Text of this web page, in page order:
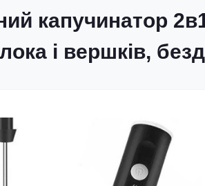
капучинатор
і вершків,